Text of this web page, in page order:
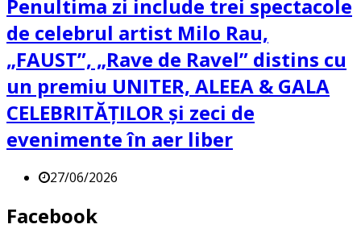
Penultima zi include trei spectacole
de celebrul artist Milo Rau,
„FAUST”, „Rave de Ravel” distins cu
un premiu UNITER, ALEEA & GALA
CELEBRITĂȚILOR și zeci de
evenimente în aer liber
27/06/2026
Facebook